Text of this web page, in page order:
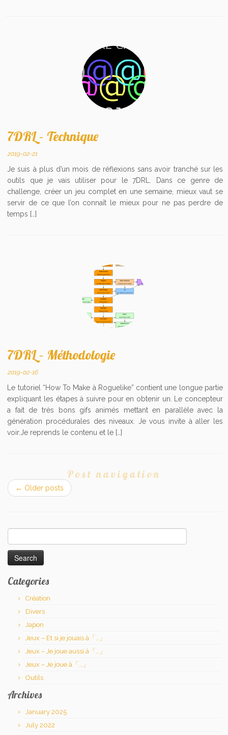
7DRL – Technique
2019-02-21
Je suis à plus d’un mois de réflexions sans avoir tranché sur les
outils que je vais utiliser pour le 7DRL. Dans ce genre de
challenge, créer un jeu complet en une semaine, mieux vaut se
servir de ce que l’on connaît le mieux pour ne pas perdre de
temps […]
7DRL – Méthodologie
2019-02-16
Le tutoriel “How To Make à Roguelike” contient une longue partie
expliquant les étapes à suivre pour en obtenir un. Le concepteur
a fait de très bons gifs animés mettant en parallèle avec la
génération procédurales des niveaux. Je vous invite à aller les
voir.Je reprends le contenu et le […]
Post navigation
← Older posts
for:
Categories
Création
Divers
Japon
Jeux – Et si je jouais à「…」
Jeux – Je joue aussi à「…」
Jeux – Je joue à「…」
Outils
Archives
January 2025
July 2022